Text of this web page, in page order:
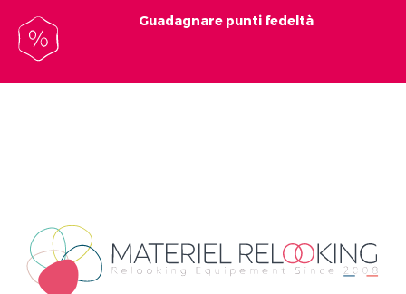
Guadagnare punti fedeltà